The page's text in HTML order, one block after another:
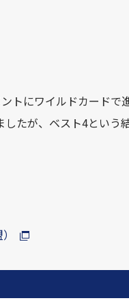
トにワイルドカードで
たが、ベスト4という